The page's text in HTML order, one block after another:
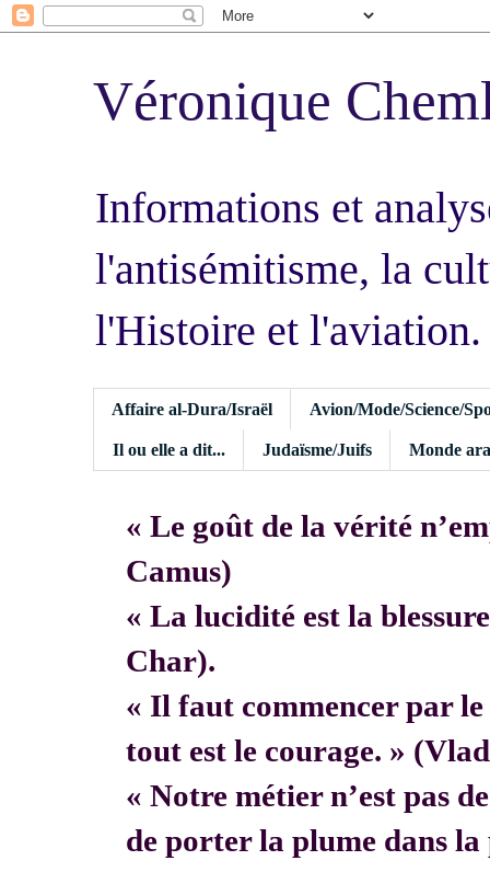
Véronique
Informations et
l'antisémitisme, la
l'Histoire et l'aviation.
Affaire al-Dura/Israël Avion/Mode/Science/
Il ou elle a dit... Judaïsme/Juifs Monde
« Le goût de la vérité
Camus)
« La lucidité est la
Char).
« Il faut commencer par le
tout est le courage. »
« Notre métier n’est pas
de porter la plume dans